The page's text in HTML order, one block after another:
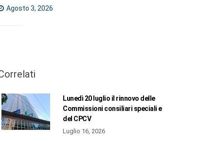
Agosto 3, 2026
Lunedì 20 luglio il rinnovo delle
Commissioni consiliari speciali e
del CPCV
Luglio 16, 2026